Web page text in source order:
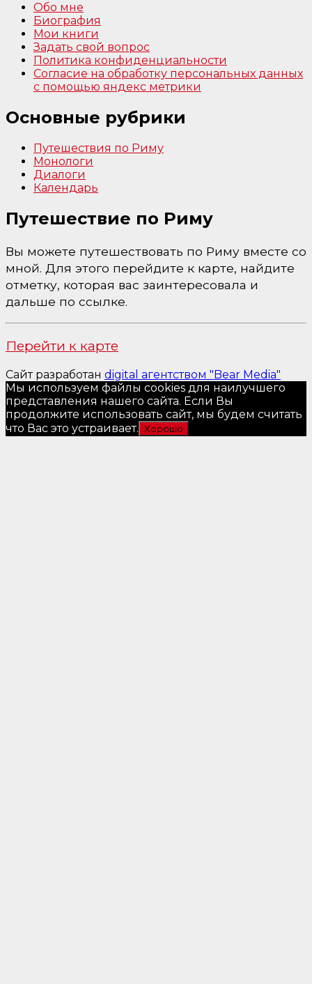
Обо мне
Биография
Мои книги
Задать свой вопрос
Политика конфиденциальности
Согласие на обработку персональных данных
с помощью яндекс метрики
Основные рубрики
Путешествия по Риму
Монологи
Диалоги
Календарь
Путешествие по Риму
Вы можете путешествовать по Риму вместе со
мной. Для этого перейдите к карте, найдите
отметку, которая вас заинтересовала и
дальше по ссылке.
Перейти к карте
Сайт разработан digital агентством "Bear Media"
Мы используем файлы cookies для наилучшего
представления нашего сайта. Если Вы
продолжите использовать сайт, мы будем считать
что Вас это устраивает. Хорошо